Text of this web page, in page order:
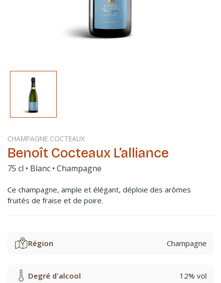
CHAMPAGNE COCTEAUX
Benoît Cocteaux L’alliance
75 cl • Blanc • Champagne
Ce champagne, ample et élégant, déploie des arômes
fruités de fraise et de poire.
Région Champagne
Degré d'alcool 12% vol